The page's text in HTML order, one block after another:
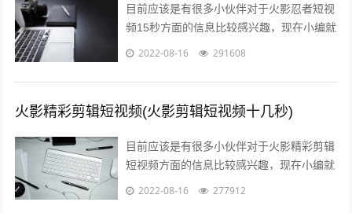
目前应该是有很多小伙伴对于火影忍者短视
频15秒方面的信息比较感兴趣，现在小编就
收集了一些与火影忍者短视频15秒下载相关
2022-08-16 291608
火影精彩剪辑短视频(火影剪辑短视频十几秒)
目前应该是有很多小伙伴对于火影精彩剪辑
短视频方面的信息比较感兴趣，现在小编就
收集了一些与火影剪辑短视频十几秒相关的
2022-08-16 277912